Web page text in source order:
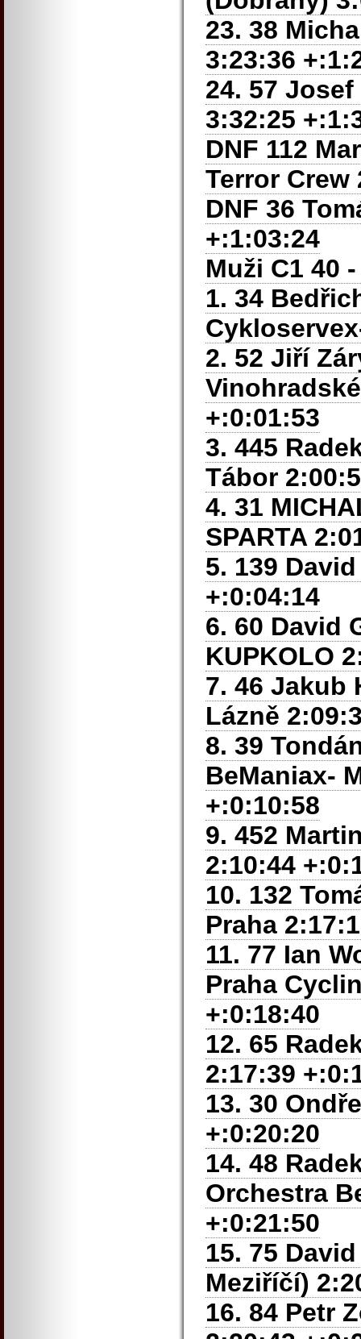
23. 38
3:23:36
24. 57
3:32:25
DNF 112
Terror Crew
DNF 36
+:1:03:24
Muži C1 40
1. 34
2. 52 Jiří
+:0:01:53
3. 445
Tábor
4. 31
SPARTA
5. 139
+:0:04:14
6. 60 David
KUPKOLO
7. 46 Jakub
Lázně
8. 39
BeManiax-
+:0:10:58
9. 452
2:10:44
10. 132
Praha
11. 77 Ian
Praha
+:0:18:40
12. 65
2:17:39
13. 30
+:0:20:20
14. 48
Orchestra
+:0:21:50
15. 75
Meziříčí)
16. 84 Petr